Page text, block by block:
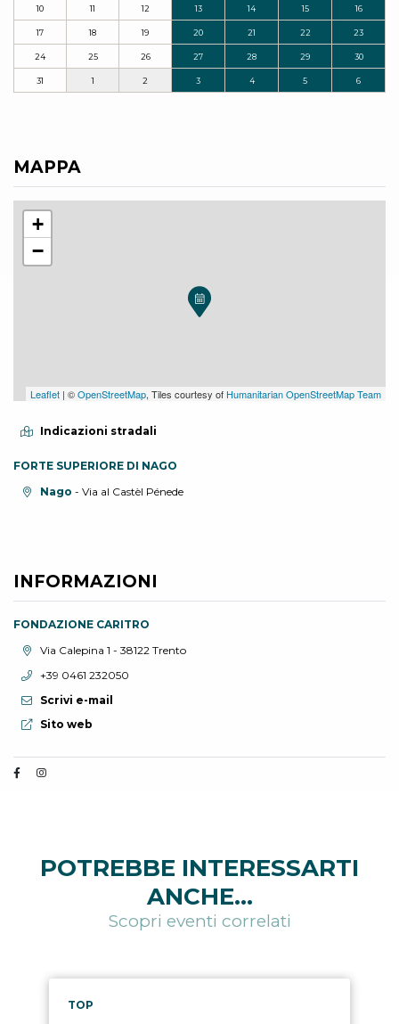
10 11 12 13 14 15 16
17 18 19 20 21 22 23
24 25 26 27 28 29 30
31 1 2 3 4 5 6
MAPPA
+
−
Leaflet | ©OpenStreetMap, Tiles courtesy of Humanitarian OpenStreetMap Team
Indicazioni stradali
FORTE SUPERIORE DI NAGO
Località:Nago - Via al Castèl Pénede
INFORMAZIONI
FONDAZIONE CARITRO
Località:Via Calepina 1 - 38122 Trento
Telefono:
+39 0461 232050
Scrivi e-mail
Sito web:
Sito web
POTREBBE INTERESSARTI
ANCHE...
Scopri eventi correlati
TOP